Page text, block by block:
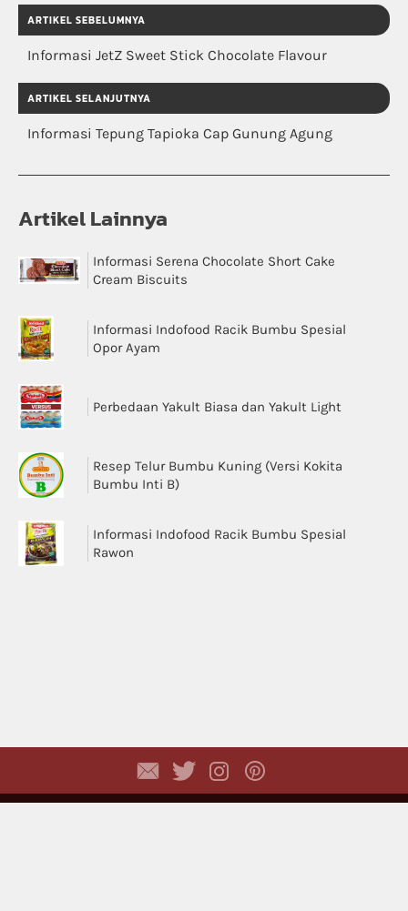
ARTIKEL SEBELUMNYA
Informasi JetZ Sweet Stick Chocolate Flavour
ARTIKEL SELANJUTNYA
Informasi Tepung Tapioka Cap Gunung Agung
Artikel Lainnya
Informasi Serena Chocolate Short Cake
Cream Biscuits
Informasi Indofood Racik Bumbu Spesial
Opor Ayam
Perbedaan Yakult Biasa dan Yakult Light
Resep Telur Bumbu Kuning (Versi Kokita
Bumbu Inti B)
Informasi Indofood Racik Bumbu Spesial
Rawon